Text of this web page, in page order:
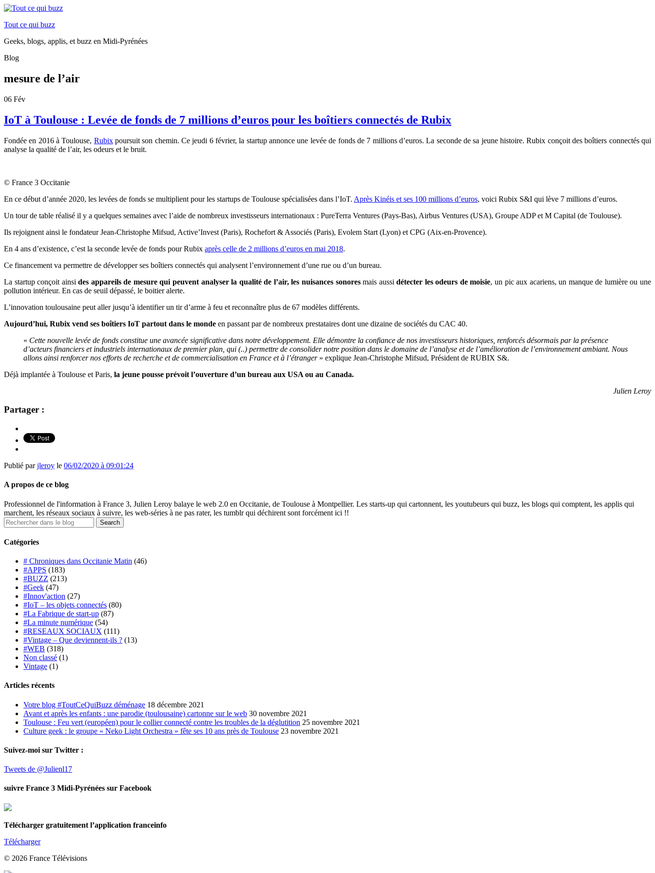
Tout ce qui buzz
Geeks, blogs, applis, et buzz en Midi-Pyrénées
Blog
mesure de l’air
06 Fév
IoT à Toulouse : Levée de fonds de 7 millions d’euros pour les boîtiers connectés de Rubix
Fondée en 2016 à Toulouse, Rubixpoursuit son chemin. Ce jeudi 6 février, la startup annonce une levée de fonds de 7 millions d’euros. La seconde de sa jeune histoire. Rubix conçoit des boîtiers connectés qui
analyse la qualité de l’air, les odeurs et le bruit.
© France 3 Occitanie
En ce début d’année 2020, les levées de fonds se multiplient pour les startups de Toulouse spécialisées dans l’IoT. Après Kinéis et ses 100 millions d’euros, voici Rubix S&I qui lève 7 millions d’euros.
Un tour de table réalisé il y a quelques semaines avec l’aide de nombreux investisseurs internationaux : PureTerra Ventures (Pays-Bas), Airbus Ventures (USA), Groupe ADP et M Capital (de Toulouse).
Ils rejoignent ainsi le fondateur Jean-Christophe Mifsud, Active’Invest (Paris), Rochefort & Associés (Paris), Evolem Start (Lyon) et CPG (Aix-en-Provence).
En 4 ans d’existence, c’est la seconde levée de fonds pour Rubix après celle de 2 millions d’euros en mai 2018.
Ce financement va permettre de développer ses boîtiers connectés qui analysent l’environnement d’une rue ou d’un bureau.
La startup conçoit ainsides appareils de mesure qui peuvent analyser la qualité de l’air, les nuisances sonoresmais aussidétecter les odeurs de moisie, un pic aux acariens, un manque de lumière ou une
pollution intérieur. En cas de seuil dépassé, le boitier alerte.
L’innovation toulousaine peut aller jusqu’à identifier un tir d’arme à feu et reconnaître plus de 67 modèles différents.
Aujourd’hui, Rubix vend ses boîtiers IoT partout dans le monde en passant par de nombreux prestataires dont une dizaine de sociétés du CAC 40.
« Cette nouvelle levée de fonds constitue une avancée significative dans notre développement. Elle démontre la confiance de nos investisseurs historiques, renforcés désormais par la présence
d’acteurs financiers et industriels internationaux de premier plan, qui (..) permettre de consolider notre position dans le domaine de l’analyse et de l’amélioration de l’environnement ambiant. Nous
allons ainsi renforcer nos efforts de recherche et de commercialisation en France et à l’étranger» explique Jean-Christophe Mifsud, Président de RUBIX S&.
Déjà implantée à Toulouse et Paris, la jeune pousse prévoit l’ouverture d’un bureau aux USA ou au Canada.
Julien Leroy
Partager :
Publié parjleroy le 06/02/2020 à 09:01:24
A propos de ce blog
Professionnel de l'information à France 3, Julien Leroy balaye le web 2.0 en Occitanie, de Toulouse à Montpellier. Les starts-up qui cartonnent, les youtubeurs qui buzz, les blogs qui comptent, les applis qui
marchent, les réseaux sociaux à suivre, les web-séries à ne pas rater, les tumblr qui déchirent sont forcément ici !!
Catégories
# Chroniques dans Occitanie Matin (46)
#APPS (183)
#BUZZ (213)
#Geek (47)
#Innov'action (27)
#IoT – les objets connectés (80)
#La Fabrique de start-up (87)
#La minute numérique (54)
#RESEAUX SOCIAUX (111)
#Vintage – Que deviennent-ils ? (13)
#WEB (318)
Non classé (1)
Vintage (1)
Articles récents
Votre blog #ToutCeQuiBuzz déménage 18 décembre 2021
Avant et après les enfants : une parodie (toulousaine) cartonne sur le web 30 novembre 2021
Toulouse : Feu vert (européen) pour le collier connecté contre les troubles de la déglutition 25 novembre 2021
Culture geek : le groupe « Neko Light Orchestra » fête ses 10 ans près de Toulouse 23 novembre 2021
Suivez-moi sur Twitter :
Tweets de @Julienl17
suivre France 3 Midi-Pyrénées sur Facebook
Télécharger gratuitement l’application franceinfo
Télécharger
© 2026 France Télévisions